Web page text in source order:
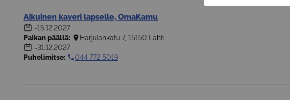
Aikuinen kaveri lapselle, OmaKamu
-15.12.2027
Paikan päällä:
Harjulankatu 7, 15150 Lahti
-31.12.2027
Puhelimitse:
044 772 5019